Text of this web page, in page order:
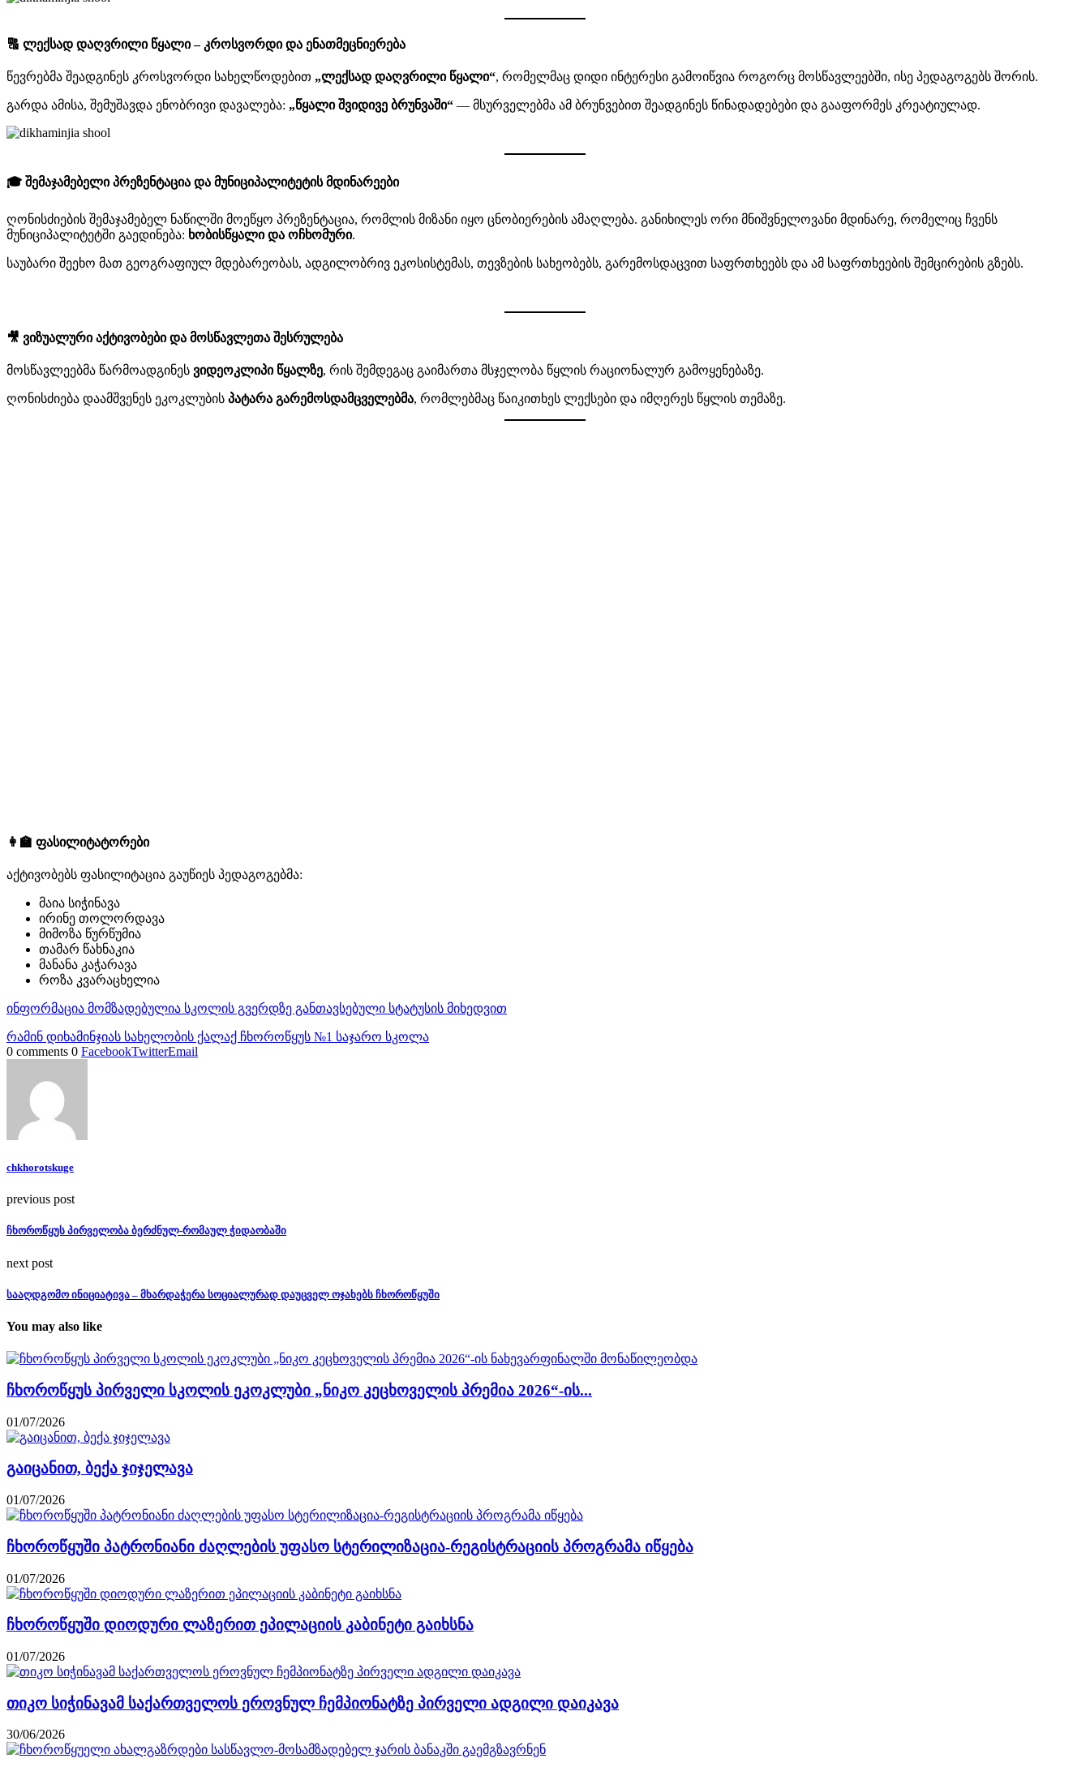
🔠 ლექსად დაღვრილი წყალი – კროსვორდი და ენათმეცნიერება
წევრებმა შეადგინეს კროსვორდი სახელწოდებით „ლექსად დაღვრილი წყალი“, რომელმაც დიდი ინტერესი გამოიწვია როგორც მოსწავლეებში, ისე პედაგოგებს შორის.
გარდა ამისა, შემუშავდა ენობრივი დავალება: „წყალი შვიდივე ბრუნვაში“ — მსურველებმა ამ ბრუნვებით შეადგინეს წინადადებები და გააფორმეს კრეატიულად.
🎓 შემაჯამებელი პრეზენტაცია და მუნიციპალიტეტის მდინარეები
ღონისძიების შემაჯამებელ ნაწილში მოეწყო პრეზენტაცია, რომლის მიზანი იყო ცნობიერების ამაღლება. განიხილეს ორი მნიშვნელოვანი მდინარე, რომელიც ჩვენს
მუნიციპალიტეტში გაედინება: ხობისწყალი და ოჩხომური.
საუბარი შეეხო მათ გეოგრაფიულ მდებარეობას, ადგილობრივ ეკოსისტემას, თევზების სახეობებს, გარემოსდაცვით საფრთხეებს და ამ საფრთხეების შემცირების გზებს.
🎥 ვიზუალური აქტივობები და მოსწავლეთა შესრულება
მოსწავლეებმა წარმოადგინეს ვიდეოკლიპი წყალზე, რის შემდეგაც გაიმართა მსჯელობა წყლის რაციონალურ გამოყენებაზე.
ღონისძიება დაამშვენეს ეკოკლუბის პატარა გარემოსდამცველებმა, რომლებმაც წაიკითხეს ლექსები და იმღერეს წყლის თემაზე.
👩‍🏫 ფასილიტატორები
აქტივობებს ფასილიტაცია გაუწიეს პედაგოგებმა:
მაია სიჭინავა
ირინე თოლორდავა
მიმოზა წურწუმია
თამარ წახნაკია
მანანა კაჭარავა
როზა კვარაცხელია
ინფორმაცია მომზადებულია სკოლის გვერდზე განთავსებული სტატუსის მიხედვით
რამინ დიხამინჯიას სახელობის ქალაქ ჩხოროწყუს №1 საჯარო სკოლა
0 comments 0 FacebookTwitterEmail
chkhorotskuge
previous post
ჩხოროწყუს პირველობა ბერძნულ-რომაულ ჭიდაობაში
next post
სააღდგომო ინიციატივა – მხარდაჭერა სოციალურად დაუცველ ოჯახებს ჩხოროწყუში
You may also like
ჩხოროწყუს პირველი სკოლის ეკოკლუბი „ნიკო კეცხოველის პრემია 2026“-ის...
01/07/2026
გაიცანით, ბექა ჯიჯელავა
01/07/2026
ჩხოროწყუში პატრონიანი ძაღლების უფასო სტერილიზაცია-რეგისტრაციის პროგრამა იწყება
01/07/2026
ჩხოროწყუში დიოდური ლაზერით ეპილაციის კაბინეტი გაიხსნა
01/07/2026
თიკო სიჭინავამ საქართველოს ეროვნულ ჩემპიონატზე პირველი ადგილი დაიკავა
30/06/2026